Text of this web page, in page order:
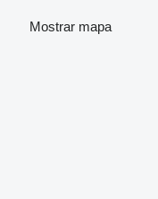
Mostrar mapa